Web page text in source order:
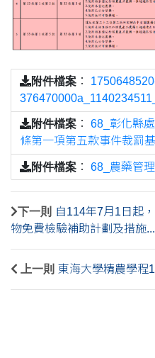
附件檔案 ：
附件檔案 ： 68_彰化縣
條第一項第五款事件裁罰
附件檔案 ： 68_農藥管
下一則
自114年7月1日起
物免費檢驗補助計劃及措施
上一則 東海大學精農學程